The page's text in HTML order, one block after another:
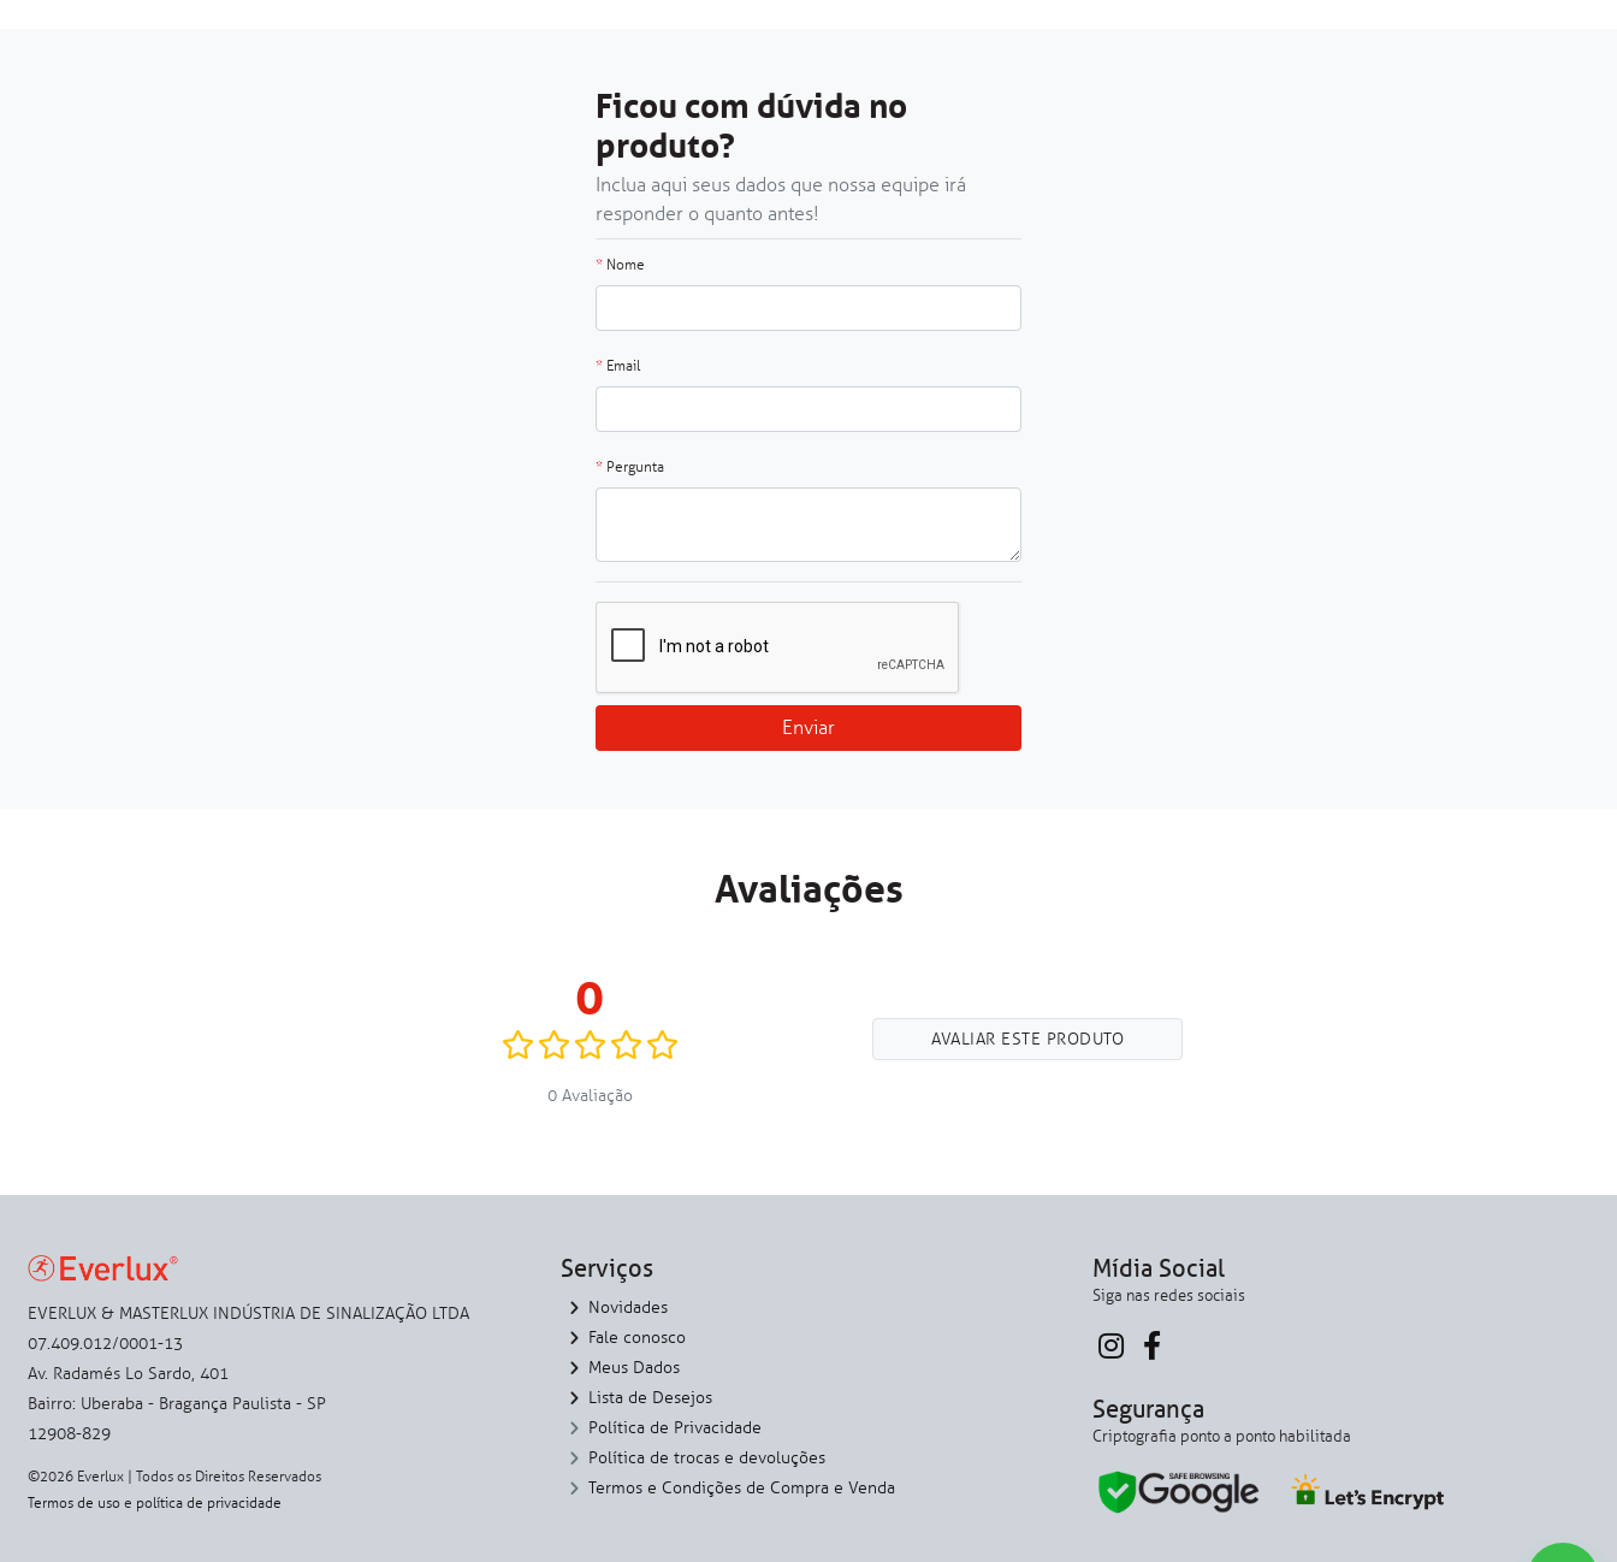
Ficou com dúvida no
produto?
Inclua aqui seus dados que nossa equipe irá
responder o quanto antes!
* Nome
* Email
* Pergunta
Enviar
Avaliações
0
0 Avaliação
AVALIAR ESTE PRODUTO
EVERLUX & MASTERLUX INDÚSTRIA DE SINALIZAÇÃO LTDA
07.409.012/0001-13
Av. Radamés Lo Sardo, 401
Bairro: Uberaba - Bragança Paulista - SP
12908-829
©2026 Everlux | Todos os Direitos Reservados
Termos de uso e política de privacidade
Serviços
Novidades
Fale conosco
Meus Dados
Lista de Desejos
Política de Privacidade
Política de trocas e devoluções
Termos e Condições de Compra e Venda
Mídia Social
Siga nas redes sociais
Segurança
Criptografia ponto a ponto habilitada